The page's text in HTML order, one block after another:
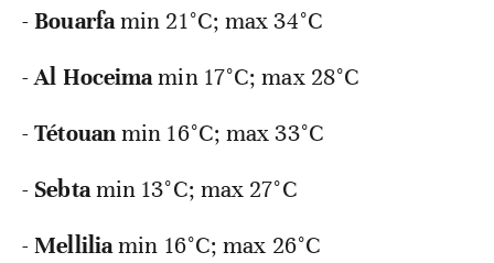
-Bouarfamin 21°C; max 34°C
-Al Hoceimamin 17°C; max 28°C
-Tétouanmin 16°C; max 33°C
- Sebtamin 13°C; max 27°C
-Melliliamin 16°C; max 26°C